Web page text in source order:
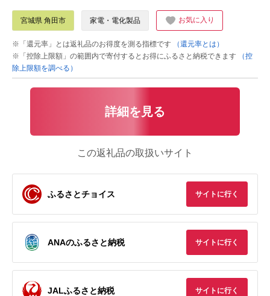
宮城県 角田市 家電・電化製品 お気に入り
※「還元率」とは返礼品のお得度を測る指標です
（還元率とは）
※「控除上限額」の範囲内で寄付するとお得にふるさと納税できます
（控
除上限額を調べる）
詳細を見る
この返礼品の取扱いサイト
ふるさとチョイス サイトに行く
ANAのふるさと納税 サイトに行く
JALふるさと納税 サイトに行く